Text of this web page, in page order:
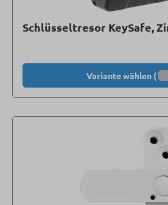
Schlüsseltresor KeySafe,
Variante wählen (